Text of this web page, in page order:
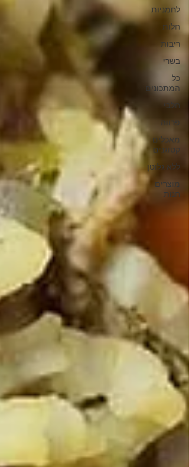
לחמניות
חלות
ריבות
בשרי
כל
המתכונים
חלבי
פרווה
מאכלים
קטוגנים
ללא גלוטן
מוצרים
חנות